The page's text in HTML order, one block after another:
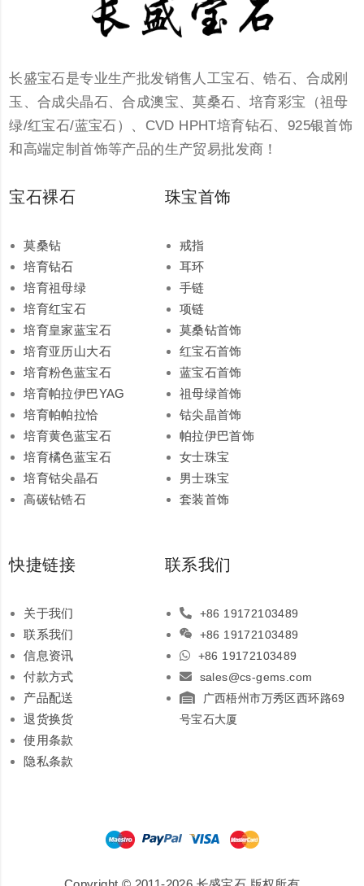
长盛宝石是专业生产批发销售人工宝石、锆石、合成刚
玉、合成尖晶石、合成澳宝、莫桑石、培育彩宝（祖母
绿/红宝石/蓝宝石）、CVD HPHT培育钻石、925银首饰
和高端定制首饰等产品的生产贸易批发商！
宝石裸石
莫桑钻
培育钻石
培育祖母绿
培育红宝石
培育皇家蓝宝石
培育亚历山大石
培育粉色蓝宝石
培育帕拉伊巴YAG
培育帕帕拉恰
培育黄色蓝宝石
培育橘色蓝宝石
培育钴尖晶石
高碳钻锆石
珠宝首饰
戒指
耳环
手链
项链
莫桑钻首饰
红宝石首饰
蓝宝石首饰
祖母绿首饰
钴尖晶首饰
帕拉伊巴首饰
女士珠宝
男士珠宝
套装首饰
快捷链接
关于我们
联系我们
信息资讯
付款方式
产品配送
退货换货
使用条款
隐私条款
联系我们
+86 19172103489
+86 19172103489
+86 19172103489
sales@cs-gems.com
广西梧州市万秀区西环路69
号宝石大厦